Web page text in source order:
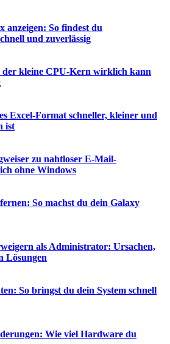
anzeigen: So findest du
und zuverlässig
kleine CPU-Kern wirklich kann
Excel-Format schneller, kleiner und
ist
zu nahtloser E-Mail-
ohne Windows
So machst du dein Galaxy
als Administrator: Ursachen,
Lösungen
So bringst du dein System schnell
Wie viel Hardware du